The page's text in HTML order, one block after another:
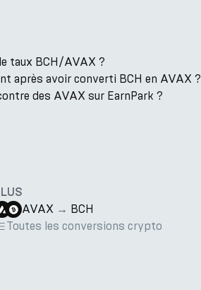
taux BCH/AVAX ?
après avoir converti BCH en AVAX ?
des AVAX sur EarnPark ?
AVAX → BCH
Toutes les conversions crypto